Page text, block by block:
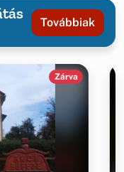
Továbbiak
Zárva